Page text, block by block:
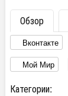
Обзор
Вконтакте
Мой Мир
Категории: